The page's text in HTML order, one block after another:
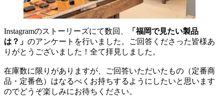
Instagramのストーリーズにて数回、
「福岡で見たい製品
は？」 のアンケートを行いました。ご回答くださった皆様あ
りがとうございました！全て拝見しました。
在庫数に限りがありますが、ご回答いただいたもの（定番商
品・定番色）はなるべくお持ちするようにしたいと思います
のでどうぞ楽しみにお待ちください。